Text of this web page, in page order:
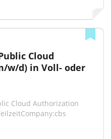
Cloud
w/d) in Voll- oder
Cloud Authorization